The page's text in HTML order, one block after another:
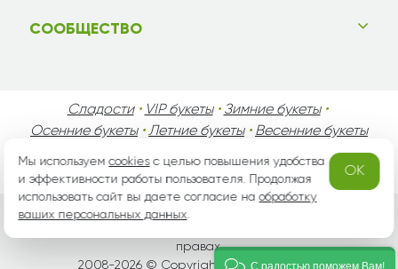
СООБЩЕСТВО
Сладости• VIP букеты• Зимние букеты•
Осенние букеты•Летние букеты• Весенние букеты
•
День Мужчин•Праздники!
правах.
2008-2026 © Copyright «grand-flora.ru»
Мы используемcookiesс целью повышения удобства
и эффективности работы пользователя. Продолжая
использовать сайт вы даете согласие наобработку
ваших персональных данных.
OK
С радостью поможем Вам!